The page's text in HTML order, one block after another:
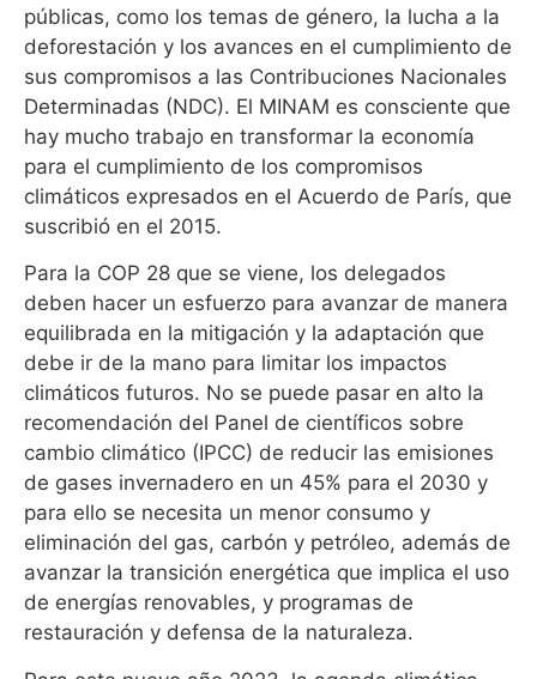
públicas, como los temas de género, la lucha a la
deforestación y los avances en el cumplimiento de
sus compromisos a las Contribuciones Nacionales
Determinadas (NDC). El MINAM es consciente que
hay mucho trabajo en transformar la economía
para el cumplimiento de los compromisos
climáticos expresados en el Acuerdo de París, que
suscribió en el 2015.
Para la COP 28 que se viene, los delegados
deben hacer un esfuerzo para avanzar de manera
equilibrada en la mitigación y la adaptación que
debe ir de la mano para limitar los impactos
climáticos futuros. No se puede pasar en alto la
recomendación del Panel de científicos sobre
cambio climático (IPCC) de reducir las emisiones
de gases invernadero en un 45% para el 2030 y
para ello se necesita un menor consumo y
eliminación del gas, carbón y petróleo, además de
avanzar la transición energética que implica el uso
de energías renovables, y programas de
restauración y defensa de la naturaleza.